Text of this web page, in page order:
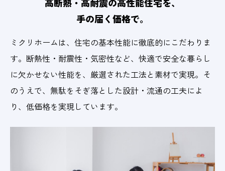
手の届く価格で。
ミクリホームは、住宅の基本性能に徹底的にこだわりま
す。断熱性・耐震性・気密性など、快適で安全な暮らし
に欠かせない性能を、厳選された工法と素材で実現。そ
のうえで、無駄をそぎ落とした設計・流通の工夫によ
り、低価格を実現しています。